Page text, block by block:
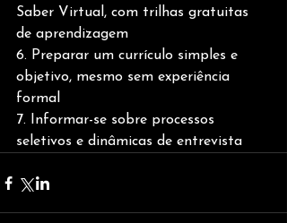
Saber Virtual, com trilhas gratuitas
de aprendizagem
6. Preparar um currículo simples e
objetivo, mesmo sem experiência
formal
7. Informar-se sobre processos
seletivos e dinâmicas de entrevista